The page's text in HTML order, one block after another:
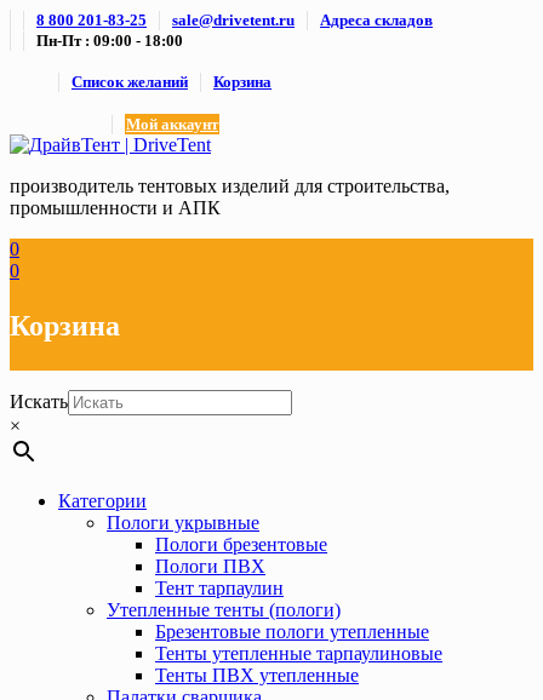
Skip8 800 201-83-25 sale@drivetent.ru
Адреса складов
Пн-Пт : 09:00 - 18:00
Список желаний Корзина
Мой аккаунт
производитель тентовых изделий для строительства,
промышленности и АПК
0
0
Корзина
Искать
×
Категории
Пологи укрывные
Пологи брезентовые
Пологи ПВХ
Тент тарпаулин
Утепленные тенты (пологи)
Брезентовые пологи утепленные
Тенты утепленные тарпаулиновые
Тенты ПВХ утепленные